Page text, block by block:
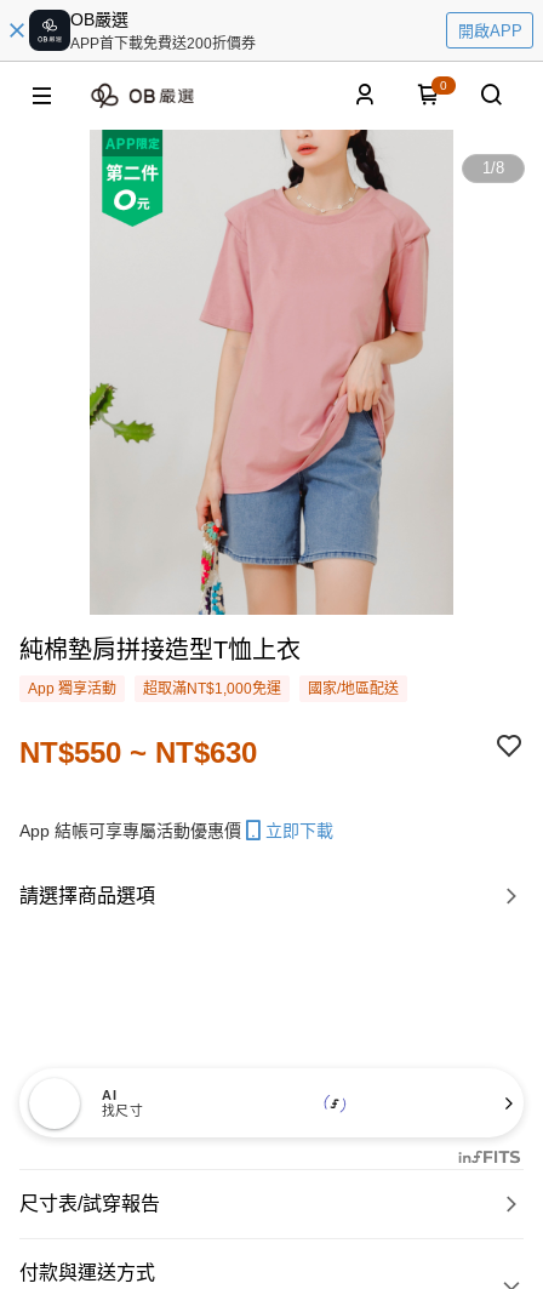
OB嚴選
APP首下載免費送200折價券
開啟APP
0
1/8
純棉墊肩拼接造型T恤上衣
App 獨享活動 超取滿NT$1,000免運 國家/地區配送
NT$550 ~ NT$630
App 結帳可享專屬活動優惠價 立即下載
請選擇商品選項
AI
找尺寸
尺寸表/試穿報告
付款與運送方式